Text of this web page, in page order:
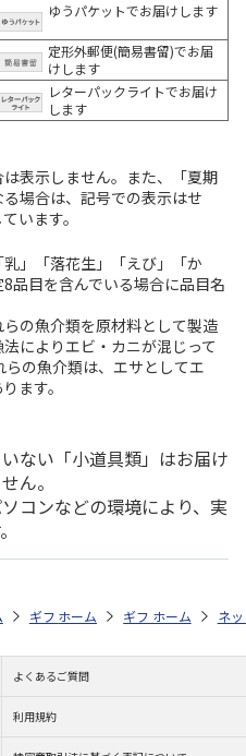
ゆうパケットでお届けします
定形外郵便(簡易書留)でお届
けします
レターパックライトでお届け
します
表示しません。また、「夏期
場合は、記号での表示はせ
います。
」「落花生」「えび」「か
品目を含んでいる場合に品目名
の魚介類を原材料として製造
によりエビ・カニが混じって
の魚介類は、エサとしてエ
ます。
ない「小道具類」はお届け
ん。
コンなどの環境により、実
し 新築・引越し内祝い 予算で
商品ジャンル アンチバーストヨ
ギフト通販 商品ジャンル グ
ホーム ギフト通販 商
ホーム ネ
よくあるご質問
利用規約